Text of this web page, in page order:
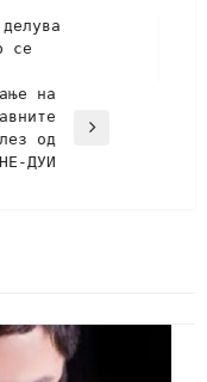
се
на
од
ДУИ